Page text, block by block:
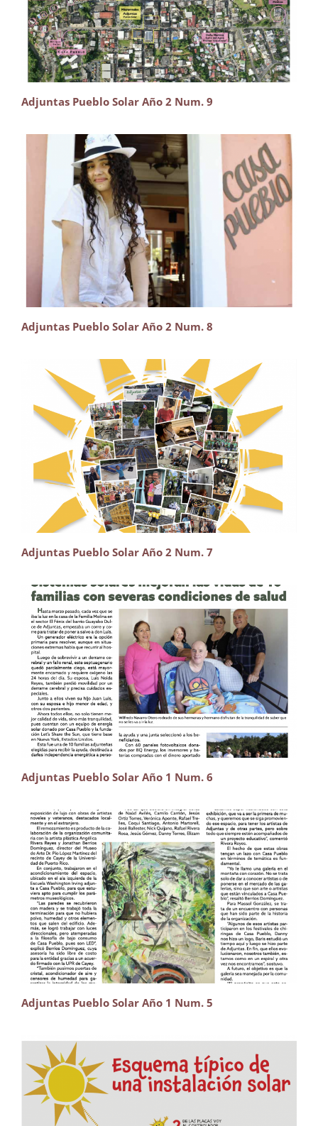
Adjuntas Pueblo Solar Año 2 Num. 9
Adjuntas Pueblo Solar Año 2 Num. 8
Adjuntas Pueblo Solar Año 2 Num. 7
Adjuntas Pueblo Solar Año 1 Num. 6
Adjuntas Pueblo Solar Año 1 Num. 5